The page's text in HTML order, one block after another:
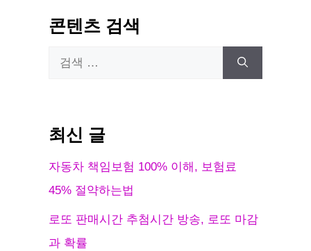
지
콘텐츠 검색
최신 글
자동차 책임보험 100% 이해, 보험료
45% 절약하는법
로또 판매시간 추첨시간 방송, 로또 마감
과 확률